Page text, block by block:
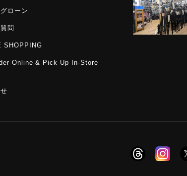
ローン
問
SHOPPING
Online & Pick Up In-Store